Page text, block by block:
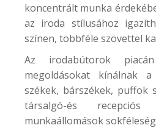
koncentrált munka
az iroda stílusához
színen, többféle szövettel
Az irodabútorok
megoldásokat kínálnak
székek, bárszékek, puffok
társalgó-és
munkaállomások